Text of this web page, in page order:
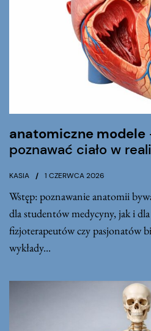
anatomiczne modele
poznawać ciało w
KASIA 1 CZERWCA 2026
Wstęp: poznawanie anatomii
dla studentów medycyny, jak i
fizjoterapeutów czy pasjonatów
wykłady...